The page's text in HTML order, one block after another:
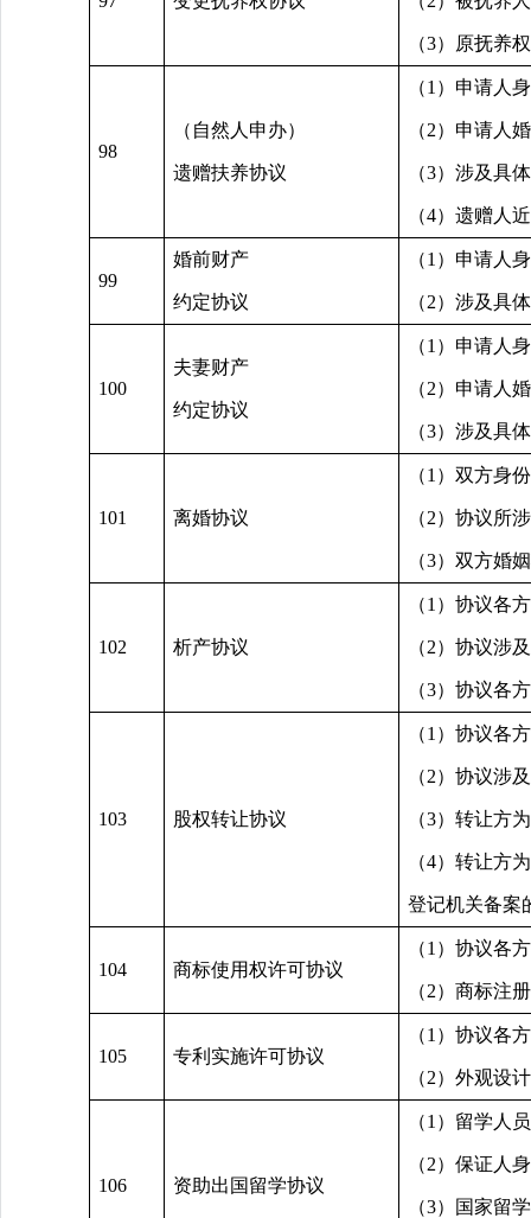
（3）原抚养
98
（自然人申办）
遗赠扶养协议
（1）申请人
（2）申请人
（3）涉及具
（4）遗赠人
99
婚前财产
约定协议
（1）申请人
（2）涉及具
100
夫妻财产
约定协议
（1）申请人
（2）申请人
（3）涉及具
101 离婚协议
（1）双方身
（2）协议所
（3）双方婚
102 析产协议
（1）协议各
（2）协议涉
（3）协议各
103 股权转让协议
（1）协议各
（2）协议涉
（3）转让方
（4）转让方
登记机关备案
104 商标使用权许可协议
（1）协议各
（2）商标注
105 专利实施许可协议
（1）协议各
（2）外观设
106 资助出国留学协议
（1）留学人
（2）保证人
（3）国家留